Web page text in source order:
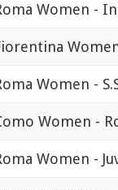
Women -
Women -
Women -
Women -